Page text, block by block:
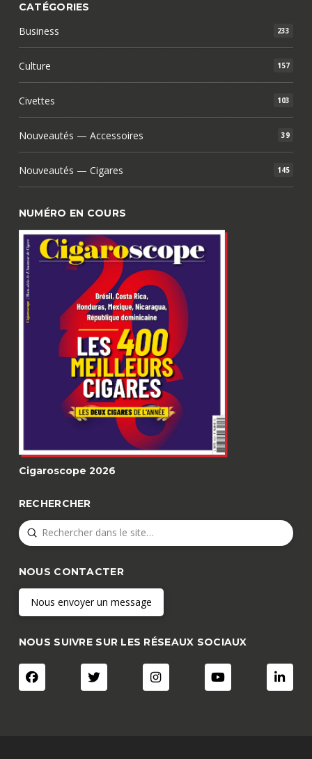
CATÉGORIES
Business 233
Culture 157
Civettes 103
Nouveautés — Accessoires 39
Nouveautés — Cigares 145
NUMÉRO EN COURS
Cigaroscope 2026
RECHERCHER
Search
Submit
NOUS CONTACTER
Nous envoyer un message
NOUS SUIVRE SUR LES RÉSEAUX SOCIAUX